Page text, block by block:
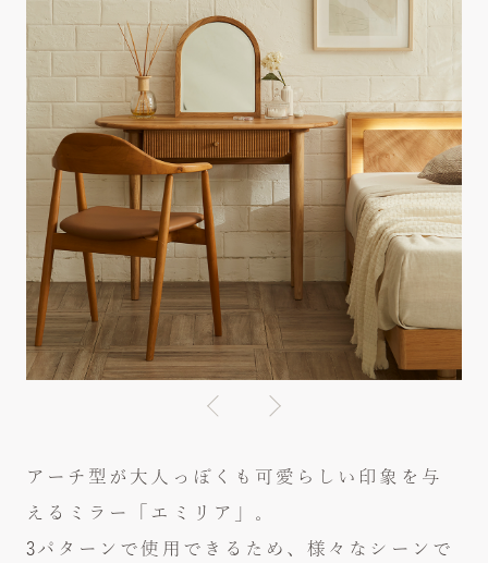
faq よくあるご質問
special issue 特集
news お知らせ
company 会社概要
contact お問い合わせ
link リンク
privacy policy プライバシーポリシー
showroom / shop list
アーチ型が大人っぽくも可愛らしい印象を与
えるミラー「エミリア」。
3パターンで使用できるため、様々なシーンで